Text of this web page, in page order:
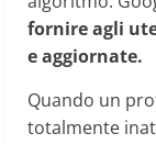
fornire agli
e aggiornate.
Quando un
totalmente